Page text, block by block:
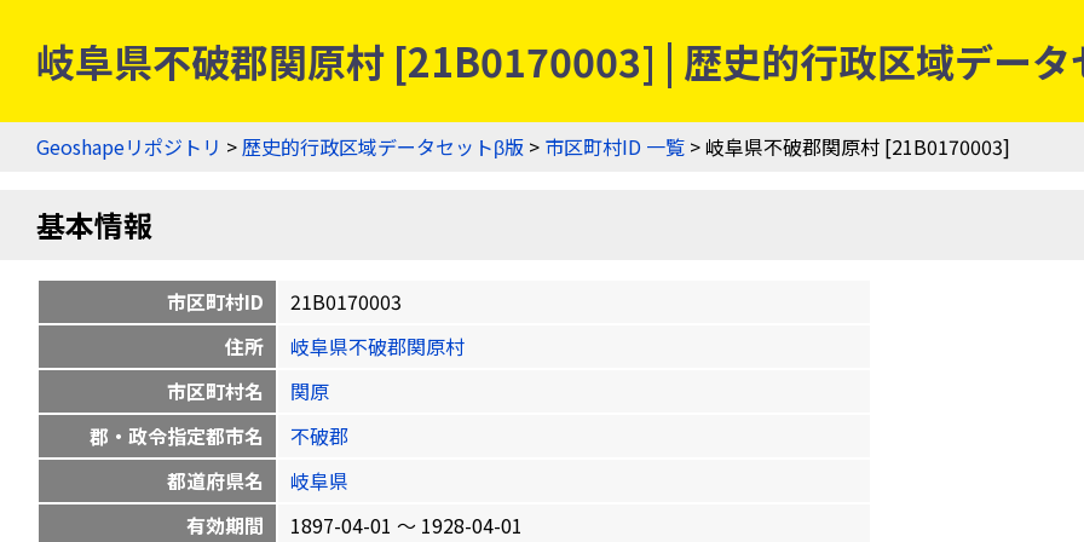
岐阜県不破郡関原村 [21B0170003] | 歴史的行政区域デー
Geoshapeリポジトリ >歴史的行政区域データセットβ版 > 市区町村ID 一覧 > 岐阜県不破郡関原村 [21B0170003]
基本情報
市区町村ID
21B0170003
住所
岐阜県不破郡関原村
市区町村名
関原
郡・政令指定都市名
不破郡
都道府県名
岐阜県
有効期間
1897-04-01 〜 1928-04-01